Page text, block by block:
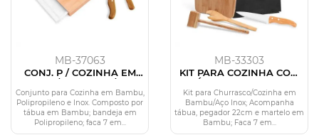
MB-37063
CONJ. P / COZINHA EM
BAMBU / MADEIRA / INOX
/ POLIPROPILENO - 4 PÇS
Conjunto para Cozinha em Bambu,
Polipropileno e Inox. Composto por
tábua em Bambu; bandeja em
Polipropileno; faca 7 em...
MB-33303
KIT PARA COZINHA COM
TÁBUA, PEGADOR E
MARTELO - 4 PÇS
Kit para Churrasco/Cozinha em
Bambu/Aço Inox; Acompanha
tábua, pegador 22cm e martelo em
Bambu; Faca 7 em...